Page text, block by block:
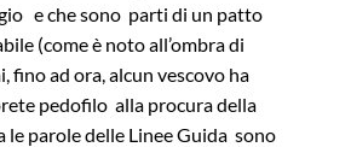
e che sono parti di un patto
(come è noto all’ombra di
fino ad ora, alcun vescovo ha
pedofilo alla procura della
le parole delle Linee Guida sono